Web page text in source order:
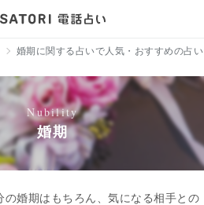
婚期に関する占いで人気・おすすめの占い
婚期
の婚期はもちろん、気になる相手との